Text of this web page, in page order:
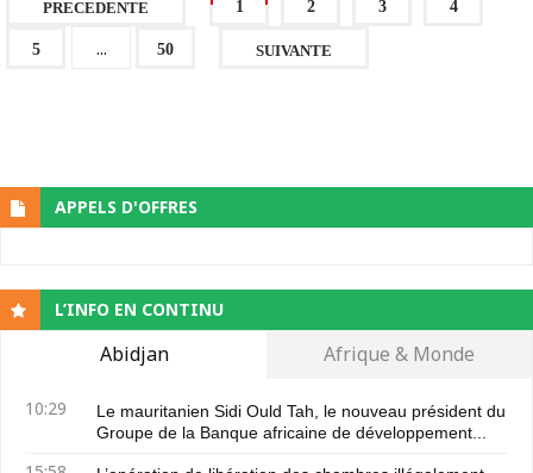
PRECEDENTE 1 2 3 4
5 ... 50 SUIVANTE
APPELS D'OFFRES
L’INFO EN CONTINU
Abidjan Afrique & Monde
10:29
Le mauritanien Sidi Ould Tah, le nouveau président du
Groupe de la Banque africaine de développement...